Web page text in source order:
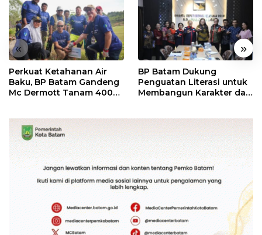
« »
Perkuat Ketahanan Air
Baku, BP Batam Gandeng
Mc Dermott Tanam 400
BP Batam Dukung
Penguatan Literasi untuk
Membangun Karakter dan